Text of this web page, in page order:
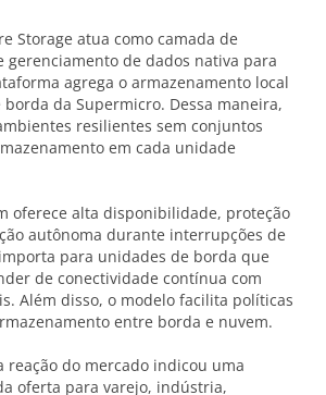
Storage atua como camada de
gerenciamento de dados nativa para
agrega o armazenamento local
da Supermicro. Dessa maneira,
resilientes sem conjuntos
em cada unidade
oferece alta disponibilidade, proteção
autônoma durante interrupções de
para unidades de borda que
de conectividade contínua com
Além disso, o modelo facilita políticas
entre borda e nuvem.
reação do mercado indicou uma
oferta para varejo, indústria,